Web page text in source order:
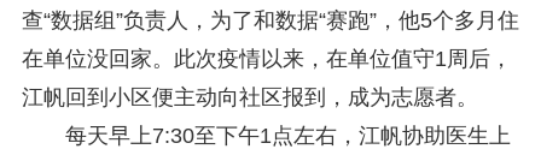
查“数据组”负责人，为了和数据“赛跑”，他5个多月住
在单位没回家。此次疫情以来，在单位值守1周后，
江帆回到小区便主动向社区报到，成为志愿者。
每天早上7:30至下午1点左右，江帆协助医生上